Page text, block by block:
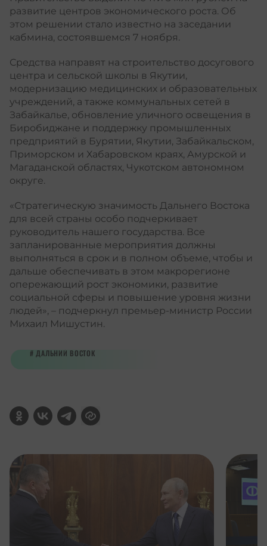
развитие центров экономического роста. Об
этом решении стало известно на заседании
кабмина, состоявшемся 7 ноября.
Средства направят на строительство досугового
центра и сельской школы в Якутии,
модернизацию медицинских и образовательных
учреждений, а также коммунальных сетей в
Забайкалье, обновление уличного освещения в
Биробиджане и поддержку промышленных
предприятий в Бурятии, Якутии, Забайкальском,
Приморском и Хабаровском краях, Амурской и
Магаданской областях, Чукотском автономном
округе.
«Стратегическую значимость Дальнего Востока
для всей страны особо подчеркивает
руководитель нашего государства. Все
запланированные мероприятия должны
выполняться в срок и в полном объеме, чтобы и
дальше обеспечивать в этом макрорегионе
опережающий рост экономики, развитие
социальной сферы и повышение уровня жизни
людей», – подчеркнул премьер-министр России
Михаил Мишустин.
ДАЛЬНИЙ ВОСТОК